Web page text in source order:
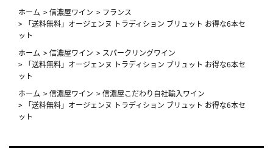
ホーム >信濃屋ワイン > フランス
> 「送料無料」オージェンヌ トラディション ブリュット お得な6本セ
ット
ホーム >信濃屋ワイン > スパークリングワイン
> 「送料無料」オージェンヌ トラディション ブリュット お得な6本セ
ット
ホーム >信濃屋ワイン >信濃屋こだわり自社輸入ワイン
> 「送料無料」オージェンヌ トラディション ブリュット お得な6本セ
ット